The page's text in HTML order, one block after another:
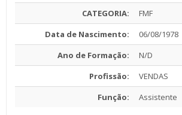
CATEGORIA:
FMF
Data de Nascimento:
06/08/1978
Ano de Formação:
N/D
Profissão:
VENDAS
Função:
Assistente